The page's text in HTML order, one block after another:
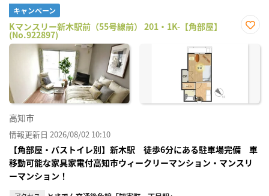
キャンペーン
Kマンスリー新木駅前（55号線前） 201・1K-【角部屋】
(No.922897)
に入
高知市
情報更新日 2026/08/02 10:10
【角部屋・バストイレ別】新木駅 徒歩6分にある駐車場完備 車
移動可能な家具家電付高知市ウィークリーマンション・マンスリ
ーマンション！